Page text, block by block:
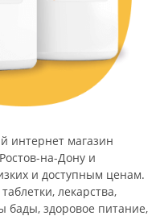
интернет магазин
на-Дону и
и доступным ценам.
лекарства,
бады, здоровое питание,